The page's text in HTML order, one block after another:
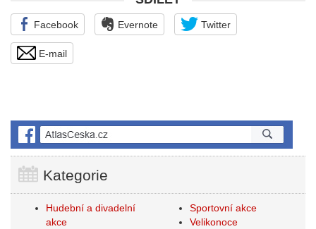
Facebook Evernote Twitter
E-mail
Kategorie
Hudební a divadelní
akce
Sportovní akce
Velikonoce